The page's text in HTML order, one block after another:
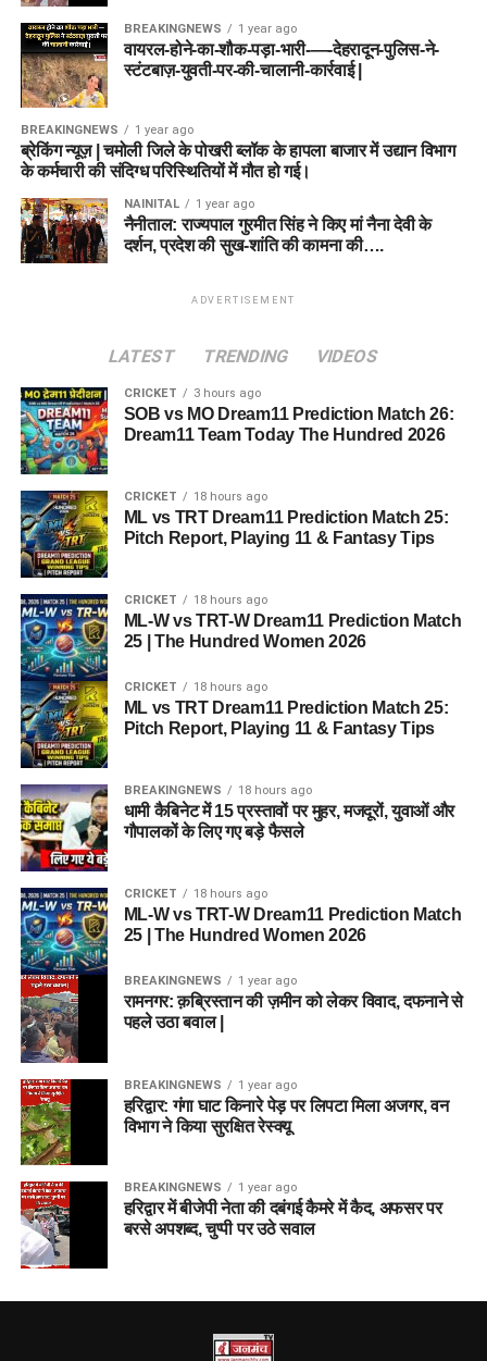
BREAKINGNEWS 1 year ago
वायरल-होने-का-शौक-पड़ा-भारी-—-देहरादून-पुलिस-ने-
स्टंटबाज़-युवती-पर-की-चालानी-कार्रवाई |
BREAKINGNEWS 1 year ago
ब्रेकिंग न्यूज़ | चमोली जिले के पोखरी ब्लॉक के हापला बाजार में उद्यान विभाग
के कर्मचारी की संदिग्ध परिस्थितियों में मौत हो गई।
NAINITAL 1 year ago
नैनीताल: राज्यपाल गुरमीत सिंह ने किए मां नैना देवी के
दर्शन, प्रदेश की सुख-शांति की कामना की….
ADVERTISEMENT
LATEST TRENDING VIDEOS
CRICKET 3 hours ago
SOB vs MO Dream11 Prediction Match 26:
Dream11 Team Today The Hundred 2026
CRICKET 18 hours ago
ML vs TRT Dream11 Prediction Match 25:
Pitch Report, Playing 11 & Fantasy Tips
CRICKET 18 hours ago
ML-W vs TRT-W Dream11 Prediction Match
25 | The Hundred Women 2026
CRICKET 18 hours ago
ML vs TRT Dream11 Prediction Match 25:
Pitch Report, Playing 11 & Fantasy Tips
BREAKINGNEWS 18 hours ago
धामी कैबिनेट में 15 प्रस्तावों पर मुहर, मजदूरों, युवाओं और
गौपालकों के लिए गए बड़े फैसले
CRICKET 18 hours ago
ML-W vs TRT-W Dream11 Prediction Match
25 | The Hundred Women 2026
BREAKINGNEWS 1 year ago
रामनगर: क़ब्रिस्तान की ज़मीन को लेकर विवाद, दफनाने से
पहले उठा बवाल |
BREAKINGNEWS 1 year ago
हरिद्वार: गंगा घाट किनारे पेड़ पर लिपटा मिला अजगर, वन
विभाग ने किया सुरक्षित रेस्क्यू
BREAKINGNEWS 1 year ago
हरिद्वार में बीजेपी नेता की दबंगई कैमरे में कैद, अफसर पर
बरसे अपशब्द, चुप्पी पर उठे सवाल